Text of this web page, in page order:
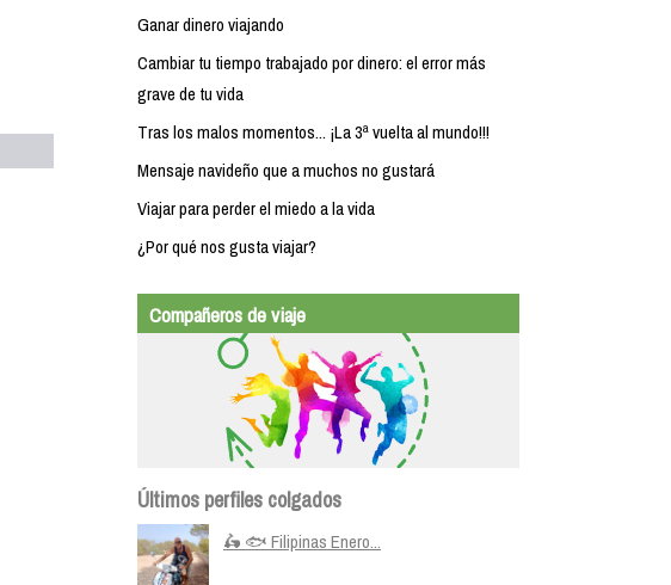
Ganar dinero viajando
Cambiar tu tiempo trabajado por dinero: el error más
grave de tu vida
Tras los malos momentos... ¡La 3ª vuelta al mundo!!!
Mensaje navideño que a muchos no gustará
Viajar para perder el miedo a la vida
¿Por qué nos gusta viajar?
Compañeros de viaje
Últimos perfiles colgados
🛵 🐟 Filipinas Enero...